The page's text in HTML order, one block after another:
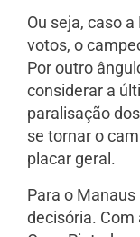
Ou seja, caso
votos, o
Por outro
considerar a
paralisação
se tornar o
placar geral.
Para o
decisória. Com